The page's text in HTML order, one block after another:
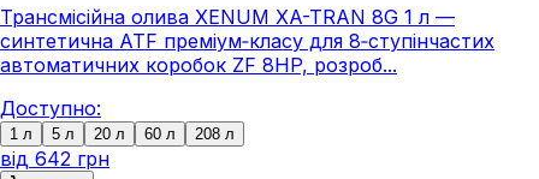
Трансмісійна олива XENUM XA-TRAN 8G 1 л —
синтетична ATF преміум‑класу для 8‑ступінчастих
автоматичних коробок ZF 8HP, розроб...
Доступно:
1 л 5 л 20 л 60 л 208 л
від 642 грн